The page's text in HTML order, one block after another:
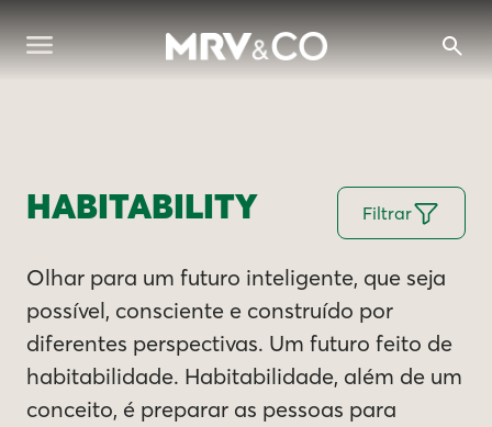
HABITABILITY Filtrar
Olhar para um futuro inteligente, que seja
possível, consciente e construído por
diferentes perspectivas. Um futuro feito de
habitabilidade. Habitabilidade, além de um
conceito, é preparar as pessoas para